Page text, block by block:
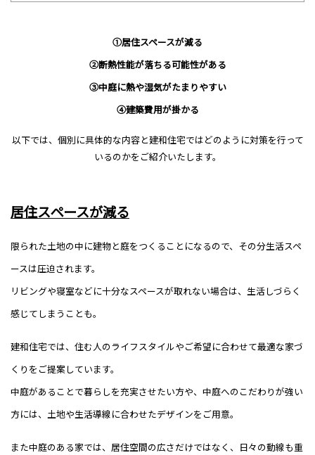
①居住スペースが減る
②断熱性能が落ちる可能性がある
③中庭に熱や湿気がたまりやすい
④建築費用が掛かる
以下では、個別に具体的な内容と建和住宅ではどのように対策を行って
いるのかをご紹介いたします。
居住スペースが減る
限られた土地の中に建物と庭をつくることになるので、その分生活スペ
ースは圧迫されます。
リビングや寝室などに十分なスペースが取れない場合は、生活しづらく
感じてしまうことも。
建和住宅では、 住む人のライフスタイルやご希望に合わせて最適な家づ
くりをご提案しています。
中庭があることで暮らしを充実させたい方や、中庭へのこだわりが強い
方には、土地や生活導線に合わせたデザインをご用意。
また中庭のある家では、居住空間の広さだけではなく、日々の動線も重